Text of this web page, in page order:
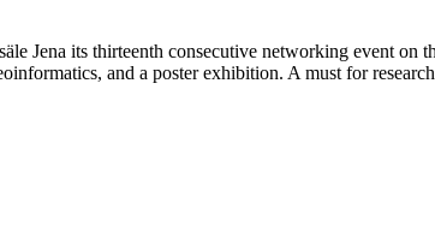
Jena its thirteenth consecutive networking event on
and a poster exhibition. A must for